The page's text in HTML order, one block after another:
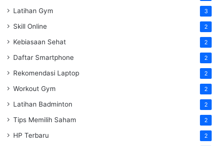
Latihan Gym 3
Skill Online 2
Kebiasaan Sehat 2
Daftar Smartphone 2
Rekomendasi Laptop 2
Workout Gym 2
Latihan Badminton 2
Tips Memilih Saham 2
HP Terbaru 2